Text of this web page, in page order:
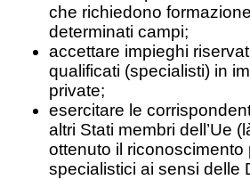
che richiedono
determinati campi;
accettare impieghi
qualificati (specialisti) in
private;
esercitare le
altri Stati membri dell’Ue
ottenuto il
specialistici ai sensi delle